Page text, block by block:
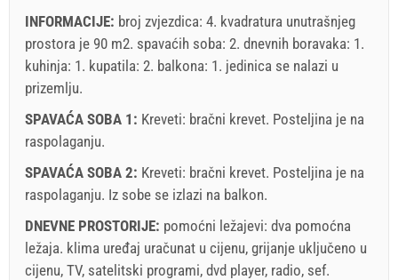
INFORMACIJE: broj zvjezdica: 4. kvadratura unutrašnjeg
prostora je 90 m2. spavaćih soba: 2. dnevnih boravaka: 1.
kuhinja: 1. kupatila: 2. balkona: 1. jedinica se nalazi u
prizemlju.
SPAVAĆA SOBA 1: Kreveti: bračni krevet. Posteljina je na
raspolaganju.
SPAVAĆA SOBA 2: Kreveti: bračni krevet. Posteljina je na
raspolaganju. Iz sobe se izlazi na balkon.
DNEVNE PROSTORIJE: pomoćni ležajevi: dva pomoćna
ležaja. klima uređaj uračunat u cijenu, grijanje uključeno u
cijenu, TV, satelitski programi, dvd player, radio, sef.